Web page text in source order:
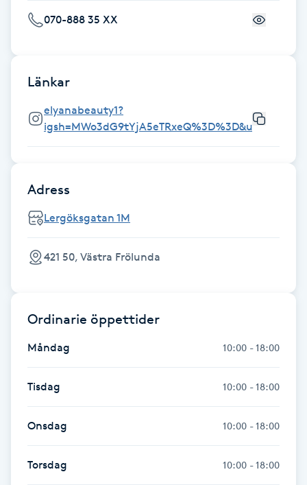
Fransk manikyr
Fransrengöring
Frekvensterapi
Friskvård
Friskvårdsmassage
Föning
070-888 35 XX
Länkar
elyanabeauty1?
Adress
Lergöksgatan 1M
421 50, Västra Frölunda
Ordinarie öppettider
Måndag 10:00 - 18:00
Tisdag 10:00 - 18:00
Onsdag 10:00 - 18:00
Torsdag 10:00 - 18:00